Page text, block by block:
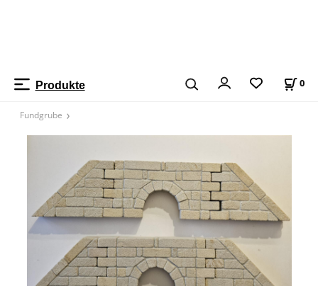
Produkte 0
Fundgrube